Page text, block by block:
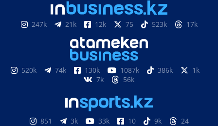
247k 21k 12k 75 523k 17k
520k 74k 130k 1087k 386k
1k
7k
56k
851 3k 33k 10 9k 24